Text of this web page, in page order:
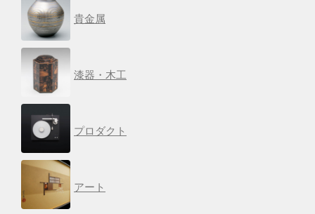
貴金属
漆器・木工
プロダクト
アート